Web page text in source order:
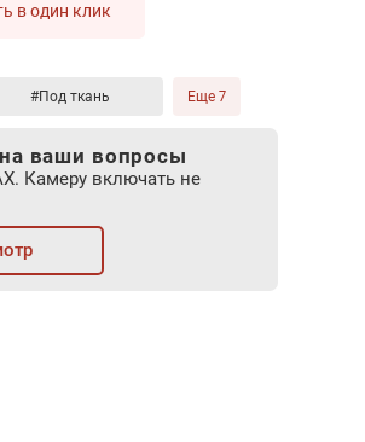
в один клик
#Под ткань Еще 7
ваши вопросы
Камеру включать не